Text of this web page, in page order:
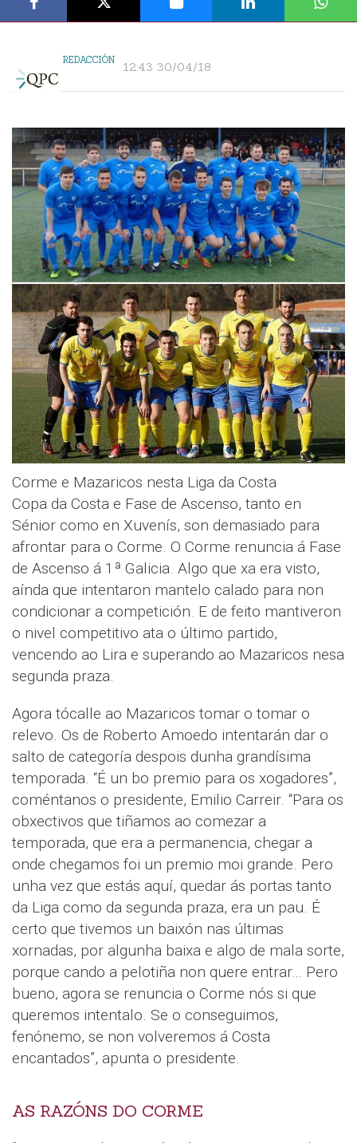
REDACCIÓN 12:43 30/04/18
Corme e Mazaricos nesta Liga da Costa
Copa da Costa e Fase de Ascenso, tanto en
Sénior como en Xuvenís, son demasiado para
afrontar para o Corme. O Corme renuncia á Fase
de Ascenso á 1ª Galicia. Algo que xa era visto,
aínda que intentaron mantelo calado para non
condicionar a competición. E de feito mantiveron
o nivel competitivo ata o último partido,
vencendo ao Lira e superando ao Mazaricos nesa
segunda praza.
Agora tócalle ao Mazaricos tomar o tomar o
relevo. Os de Roberto Amoedo intentarán dar o
salto de categoría despois dunha grandísima
temporada. “É un bo premio para os xogadores”,
coméntanos o presidente, Emilio Carreir. “Para os
obxectivos que tiñamos ao comezar a
temporada, que era a permanencia, chegar a
onde chegamos foi un premio moi grande. Pero
unha vez que estás aquí, quedar ás portas tanto
da Liga como da segunda praza, era un pau. É
certo que tivemos un baixón nas últimas
xornadas, por algunha baixa e algo de mala sorte,
porque cando a pelotiña non quere entrar… Pero
bueno, agora se renuncia o Corme nós si que
queremos intentalo. Se o conseguimos,
fenónemo, se non volveremos á Costa
encantados”, apunta o presidente.
AS RAZÓNS DO CORME